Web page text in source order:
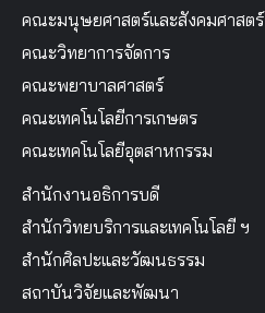
คณะมนุษยศาสตร์และสังคมศาสตร์
คณะวิทยาการจัดการ
คณะพยาบาลศาสตร์
คณะเทคโนโลยีการเกษตร
คณะเทคโนโลยีอุตสาหกรรม
สำนักงานอธิการบดี
สำนักวิทยบริการและเทคโนโลยี ฯ
สำนักศิลปะและวัฒนธรรม
สถาบันวิจัยและพัฒนา